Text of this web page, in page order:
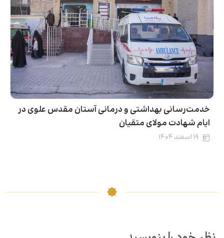
خدمت‌رسانی بهداشتی و درمانی آستان مقدس علوی در
ایام شهادت مولای متقیان
۱۹ اسفند ۱۴۰۴